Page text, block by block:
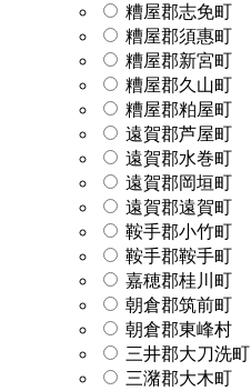
糟屋郡志免町
糟屋郡須惠町
糟屋郡新宮町
糟屋郡久山町
糟屋郡粕屋町
遠賀郡芦屋町
遠賀郡水巻町
遠賀郡岡垣町
遠賀郡遠賀町
鞍手郡小竹町
鞍手郡鞍手町
嘉穂郡桂川町
朝倉郡筑前町
朝倉郡東峰村
三井郡大刀洗町
三潴郡大木町